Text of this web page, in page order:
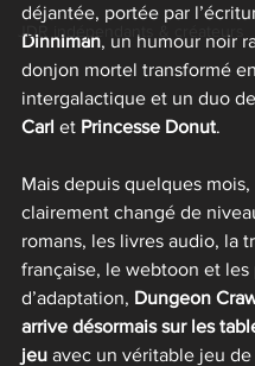
JDR indépendants & créateurs
déjantée, portée par
Dinniman, un humour noir
donjon mortel transformé
intergalactique et un duo
Carl et Princesse Donut.
Mais depuis quelques
clairement changé de
romans, les livres audio, la
française, le webtoon et les
d’adaptation, Dungeon
arrive désormais sur les
jeu avec un véritable jeu